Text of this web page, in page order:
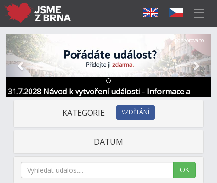
31.7.2028 Návod k vytvoření události - Informace a
kontakt
Předchozí Další
Sponzorováno
KATEGORIE VZDĚLÁNÍ
DATUM
OK